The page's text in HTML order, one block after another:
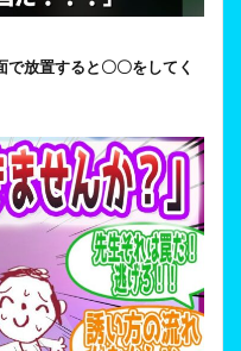
放置すると〇〇をしてく